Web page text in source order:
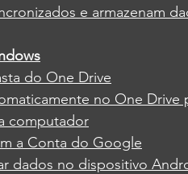
e armazenam
do One Drive
no One Drive
computador
a Conta do Google
dados no dispositivo